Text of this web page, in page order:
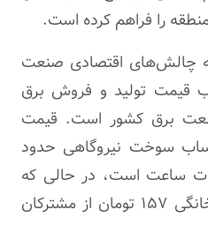
را فراهم کرده است.
به چالش‌های اقتصادی صنعت
قیمت تولید و فروش برق
برق کشور است. قیمت
سوخت نیروگاهی حدود
ساعت است، در حالی که
به‌طور میانگین در بخش خانگی ۱۵۷ تومان از مشترکان